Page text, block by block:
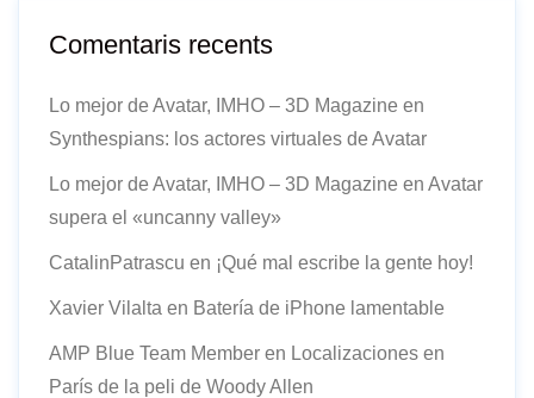
Comentaris recents
Lo mejor de Avatar, IMHO – 3D Magazine en
Synthespians: los actores virtuales de Avatar
Lo mejor de Avatar, IMHO – 3D Magazine en Avatar
supera el «uncanny valley»
CatalinPatrascu en ¡Qué mal escribe la gente hoy!
Xavier Vilalta en Batería de iPhone lamentable
AMP Blue Team Member en Localizaciones en
París de la peli de Woody Allen